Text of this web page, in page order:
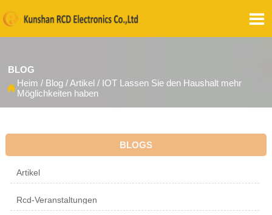

BLOG
Heim / Blog /Artikel / IOT Lassen Sie den Haushalt mehr
Möglichkeiten haben
BLOGS
Artikel
Rcd-Veranstaltungen